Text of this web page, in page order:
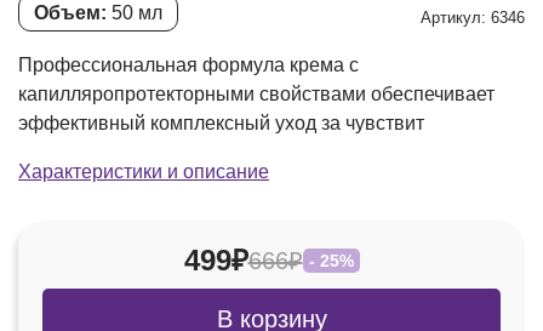
Объем: 50 мл Артикул: 6346
Профессиональная формула крема с
капилляропротекторными свойствами обеспечивает
эффективный комплексный уход за чувствит
Характеристики и описание
499₽666₽ - 25%
В корзину